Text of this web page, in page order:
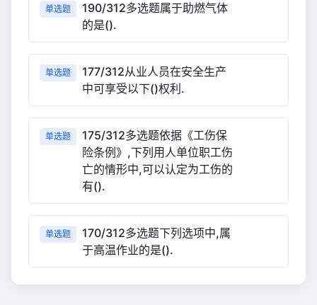
单选题
190/312多选题属于助燃气体
的是().
单选题
177/312从业人员在安全生产
中可享受以下()权利.
单选题
175/312多选题依据《工伤保
险条例》,下列用人单位职工伤
亡的情形中,可以认定为工伤的
有().
单选题
170/312多选题下列选项中,属
于高温作业的是().